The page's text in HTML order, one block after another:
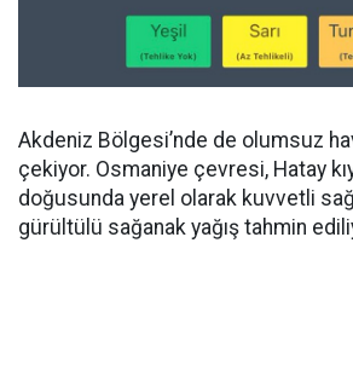
Akdeniz Bölgesi’nde de olumsuz
çekiyor. Osmaniye çevresi, Hatay
doğusunda yerel olarak kuvvetli
gürültülü sağanak yağış tahmin